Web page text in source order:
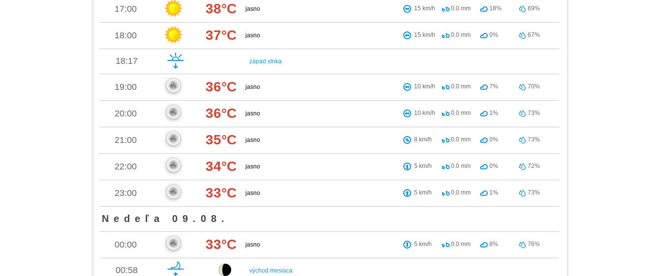
17:00 38°C jasno 15 km/h 0.0 mm 18% 69%
18:00 37°C jasno 15 km/h 0.0 mm 0% 67%
18:17 západ slnka
19:00 36°C jasno 10 km/h 0.0 mm 7% 70%
20:00 36°C jasno 10 km/h 0.0 mm 1% 73%
21:00 35°C jasno 8 km/h 0.0 mm 0% 73%
22:00 34°C jasno 5 km/h 0.0 mm 0% 72%
23:00 33°C jasno 5 km/h 0.0 mm 1% 73%
Nedeľa 09.08.
00:00 33°C jasno 5 km/h 0.0 mm 8% 76%
00:58 východ mesiaca